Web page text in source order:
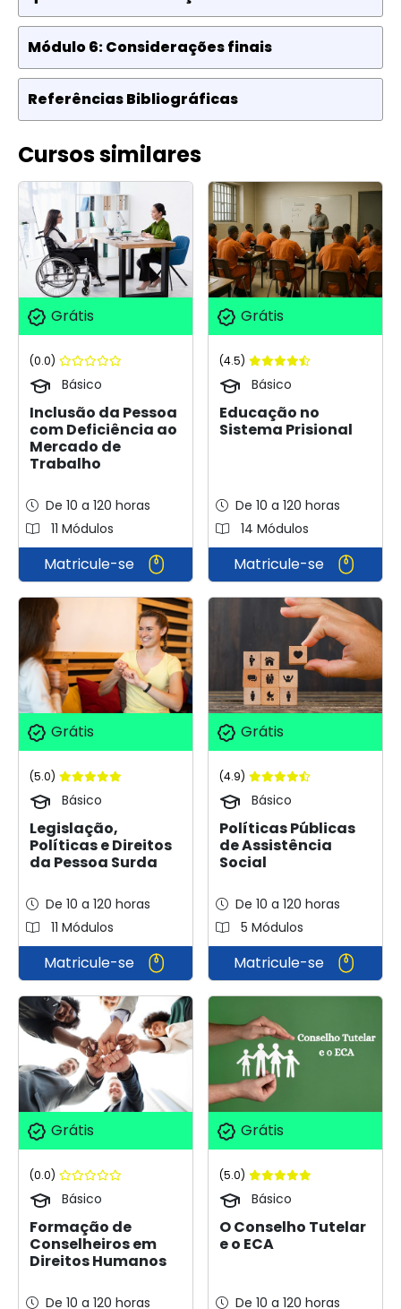
Módulo 6: Considerações finais
Referências Bibliográficas
Cursos similares
Grátis
(0.0)
Básico
Inclusão da Pessoa
com Deficiência ao
Mercado de
Trabalho
De 10 a 120 horas
11 Módulos
Matricule-se
Grátis
(4.5)
Básico
Educação no
Sistema Prisional
De 10 a 120 horas
14 Módulos
Matricule-se
Grátis
(5.0)
Básico
Legislação,
Políticas e Direitos
da Pessoa Surda
De 10 a 120 horas
11 Módulos
Matricule-se
Grátis
(4.9)
Básico
Políticas Públicas
de Assistência
Social
De 10 a 120 horas
5 Módulos
Matricule-se
Grátis
(0.0)
Básico
Formação de
Conselheiros em
Direitos Humanos
De 10 a 120 horas
Grátis
(5.0)
Básico
O Conselho Tutelar
e o ECA
De 10 a 120 horas